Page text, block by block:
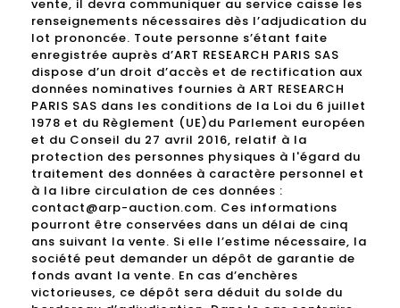
vente, il devra communiquer au service caisse les
renseignements nécessaires dès l’adjudication du
lot prononcée. Toute personne s’étant faite
enregistrée auprès d’ART RESEARCH PARIS SAS
dispose d’un droit d’accès et de rectification aux
données nominatives fournies à ART RESEARCH
PARIS SAS dans les conditions de la Loi du 6 juillet
1978 et du Règlement (UE)du Parlement européen
et du Conseil du 27 avril 2016, relatif à la
protection des personnes physiques à l'égard du
traitement des données à caractère personnel et
à la libre circulation de ces données :
contact@arp-auction.com. Ces informations
pourront être conservées dans un délai de cinq
ans suivant la vente. Si elle l’estime nécessaire, la
société peut demander un dépôt de garantie de
fonds avant la vente. En cas d’enchères
victorieuses, ce dépôt sera déduit du solde du